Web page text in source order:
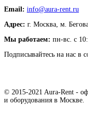
Email: info@aura-rent.ru
Адрес: г. Москва, м.
Мы работаем: пн-вс. с
Подписывайтесь на нас в
© 2015-2021 Aura-Rent -
и оборудования в Москве.